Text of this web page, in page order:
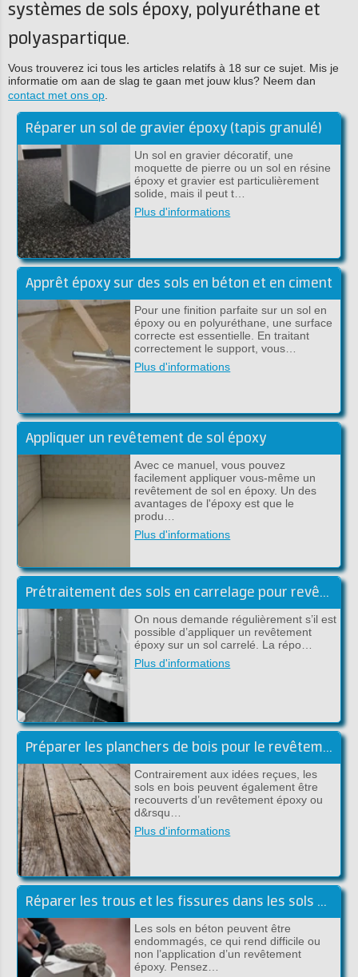
systèmes de sols époxy, polyuréthane et
polyaspartique.
Vous trouverez ici tous les articles relatifs à 18 sur ce sujet. Mis je
informatie om aan de slag te gaan met jouw klus? Neem dan
contact met ons op.
Réparer un sol de gravier époxy (tapis granulé)
Un sol en gravier décoratif, une
moquette de pierre ou un sol en résine
époxy et gravier est particulièrement
solide, mais il peut t…
Plus d'informations
Apprêt époxy sur des sols en béton et en ciment
Pour une finition parfaite sur un sol en
époxy ou en polyuréthane, une surface
correcte est essentielle. En traitant
correctement le support, vous…
Plus d'informations
Appliquer un revêtement de sol époxy
Avec ce manuel, vous pouvez
facilement appliquer vous-même un
revêtement de sol en époxy. Un des
avantages de l'époxy est que le
produ…
Plus d'informations
Prétraitement des sols en carrelage pour revêtement époxy
On nous demande régulièrement s’il est
possible d’appliquer un revêtement
époxy sur un sol carrelé. La répo…
Plus d'informations
Préparer les planchers de bois pour le revêtement de sol époxy
Contrairement aux idées reçues, les
sols en bois peuvent également être
recouverts d’un revêtement époxy ou
d&rsqu…
Plus d'informations
Réparer les trous et les fissures dans les sols en ciment/béton
Les sols en béton peuvent être
endommagés, ce qui rend difficile ou
non l’application d’un revêtement
époxy. Pensez…